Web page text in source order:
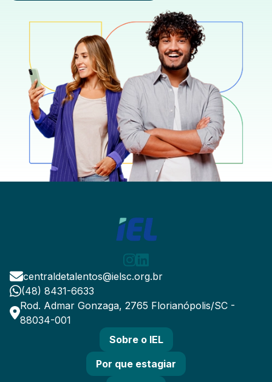
centraldetalentos@ielsc.org.br
(48) 8431-6633
Rod. Admar Gonzaga, 2765 Florianópolis/SC -
88034-001
Sobre o IEL
Por que estagiar